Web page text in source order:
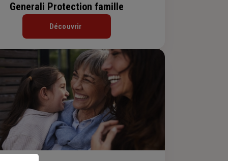
Generali Protection famille
Découvrir